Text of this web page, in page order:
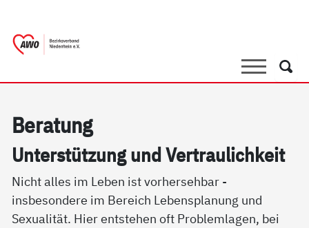
SucheSuche
Be­ra­tung
Un­ter­stüt­zung und Ver­trau­lich­keit
Nicht alles im Leben ist vorhersehbar -
insbesondere im Bereich Lebensplanung und
Sexualität. Hier entstehen oft Problemlagen, bei